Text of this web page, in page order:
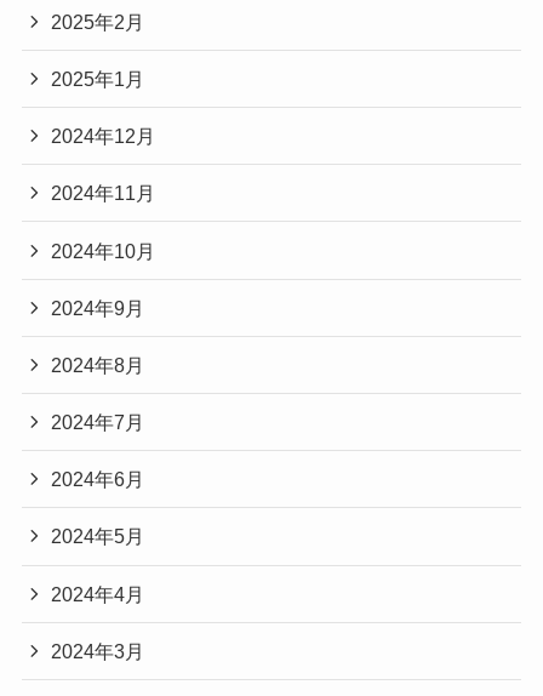
2025年2月
2025年1月
2024年12月
2024年11月
2024年10月
2024年9月
2024年8月
2024年7月
2024年6月
2024年5月
2024年4月
2024年3月